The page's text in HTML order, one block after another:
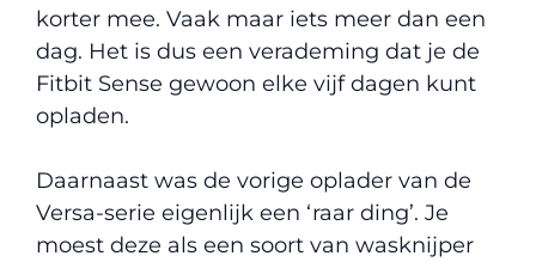
korter mee. Vaak maar iets meer dan een
dag. Het is dus een verademing dat je de
Fitbit Sense gewoon elke vijf dagen kunt
opladen.
Daarnaast was de vorige oplader van de
Versa-serie eigenlijk een ‘raar ding’. Je
moest deze als een soort van wasknijper